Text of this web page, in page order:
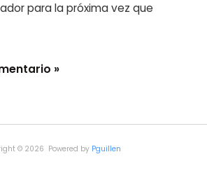
para la próxima vez que
© 2026 Powered by Pguillen